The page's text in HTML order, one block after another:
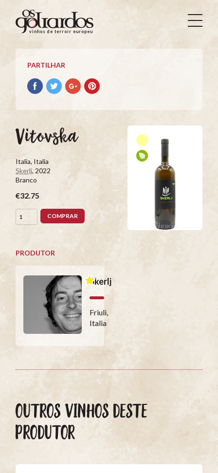
Os
Goliardos
Vinhos
Terroir
Europeus
vinhos de terroir europeus
PARTILHAR
Partilhar
no
Partilhar
no
Partilhar
no
Partilhar
no
Vitovska
Italia, Italia
Skerlj, 2022
Branco
€32.75
COMPRAR
PRODUTOR
Skerlj
Friuli,
Italia
OUTROS VINHOS DESTE
PRODUTOR